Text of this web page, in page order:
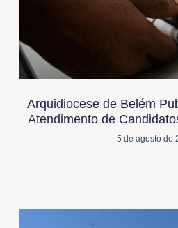
Arquidiocese de Belém
Atendimento de
5 de agosto de